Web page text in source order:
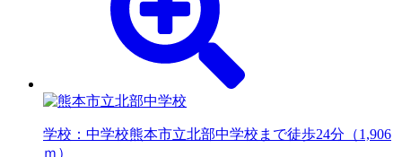
学校：中学校熊本市立北部中学校まで徒歩24分（1,906
ｍ）